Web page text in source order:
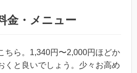
金・メニュー
ちら。1,340円〜2,000円ほどか
くと良いでしょう。少々お高め